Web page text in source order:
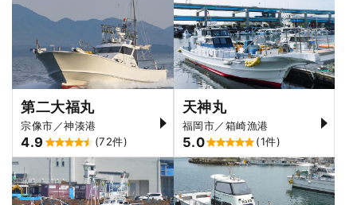
第二大福丸
宗像市／神湊港
4.9 (72件)
天神丸
福岡市／箱崎漁港
5.0 (1件)